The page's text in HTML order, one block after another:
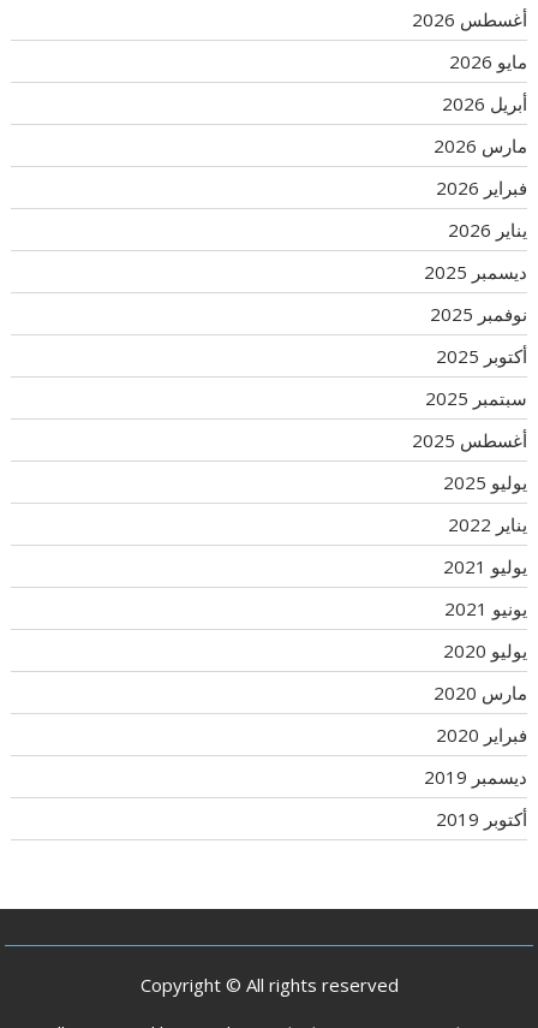
أغسطس 2026
مايو 2026
أبريل 2026
مارس 2026
فبراير 2026
يناير 2026
ديسمبر 2025
نوفمبر 2025
أكتوبر 2025
سبتمبر 2025
أغسطس 2025
يوليو 2025
يناير 2022
يوليو 2021
يونيو 2021
يوليو 2020
مارس 2020
فبراير 2020
ديسمبر 2019
أكتوبر 2019
Copyright © All rights reserved